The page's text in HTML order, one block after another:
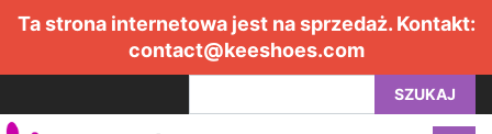
Ta strona internetowa jest na sprzedaż. Kontakt:
contact@keeshoes.com
SZUKAJ